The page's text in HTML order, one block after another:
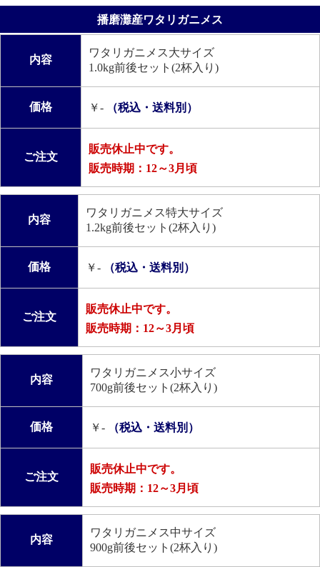
播磨灘産ワタリガニメス
内容
ワタリガニメス大サイズ
1.0kg前後セット(2杯入り)
価格 ￥- （税込・送料別）
ご注文
販売休止中です。
販売時期：12～3月頃
内容
ワタリガニメス特大サイズ
1.2kg前後セット(2杯入り)
価格 ￥- （税込・送料別）
ご注文
販売休止中です。
販売時期：12～3月頃
内容
ワタリガニメス小サイズ
700g前後セット(2杯入り)
価格 ￥- （税込・送料別）
ご注文
販売休止中です。
販売時期：12～3月頃
内容
ワタリガニメス中サイズ
900g前後セット(2杯入り)